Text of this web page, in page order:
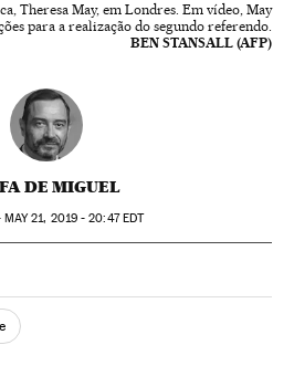
Theresa May, em Londres. Em vídeo, May
para a realização do segundo referendo.
BEN STANSALL (AFP)
DE MIGUEL
MAY21, 2019 - 20:47EDT
Redes Sociales